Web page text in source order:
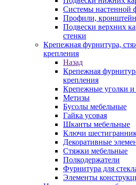
Системы настенной
Профили,
Подвески верхних
стенки
Крепежная фурнитура,
крепления
Назад
Крепежная
крепления
Крепежные уголки
Метизы
Бусолы мебельные
Гайка усовая
Шканты мебельные
Ключи
Декоративные
Стяжки мебельные
Полкодержатели
Фурнитура для
Элементы